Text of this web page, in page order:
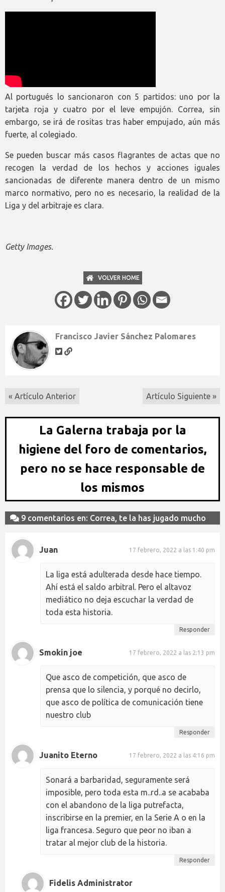
Al portugués lo sancionaron con 5 partidos: uno por la
tarjeta roja y cuatro por el leve empujón. Correa, sin
embargo, se irá de rositas tras haber empujado, aún más
fuerte, al colegiado.
Se pueden buscar más casos flagrantes de actas que no
recogen la verdad de los hechos y acciones iguales
sancionadas de diferente manera dentro de un mismo
marco normativo, pero no es necesario, la realidad de la
Liga y del arbitraje es clara.
Getty Images.
VOLVER HOME
Francisco Javier Sánchez Palomares
« Artículo Anterior Artículo Siguiente »
La Galerna trabaja por la
higiene del foro de comentarios,
pero no se hace responsable de
los mismos
9 comentarios en: Correa, te la has jugado mucho
Juan 17 febrero, 2022 a las 1:40 pm
La liga está adulterada desde hace tiempo.
Ahí está el saldo arbitral. Pero el altavoz
mediático no deja escuchar la verdad de
toda esta historia.
Responder
Smokin joe 17 febrero, 2022 a las 2:13 pm
Que asco de competición, que asco de
prensa que lo silencia, y porqué no decirlo,
que asco de política de comunicación tiene
nuestro club
Responder
Juanito Eterno 17 febrero, 2022 a las 4:16 pm
Sonará a barbaridad, seguramente será
imposible, pero toda esta m..rd..a se acababa
con el abandono de la liga putrefacta,
inscribirse en la premier, en la Serie A o en la
liga francesa. Seguro que peor no iban a
tratar al mejor club de la historia.
Responder
Fidelis Administrator